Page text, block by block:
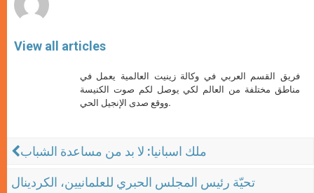
View all articles
فريق القسم العربي في وكالة زينيت العالمية يعمل في
مناطق مختلفة من العالم لكي يوصل لكم صوت الكنيسة
ووقع صدى الإنجيل الحي.
ملك اسبانيا: لا بد من مساعدة الشباب
تحيّة رئيس المجلس الحبري للعلمانيين، الكردينال